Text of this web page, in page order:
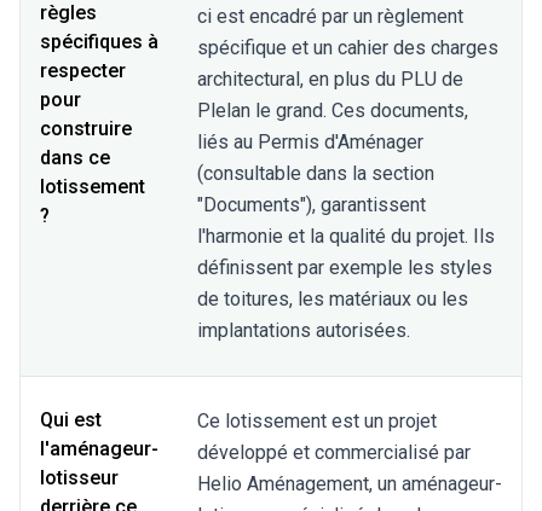
règles
spécifiques à
respecter
pour
construire
dans ce
lotissement
?
ci est encadré par un règlement
spécifique et un cahier des charges
architectural, en plus du PLU de
Plelan le grand. Ces documents,
liés au Permis d'Aménager
(consultable dans la section
"Documents"), garantissent
l'harmonie et la qualité du projet. Ils
définissent par exemple les styles
de toitures, les matériaux ou les
implantations autorisées.
Qui est
l'aménageur-
lotisseur
Ce lotissement est un projet
développé et commercialisé par
Helio Aménagement, un aménageur-